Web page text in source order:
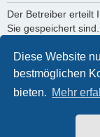
Diese Website
bestmöglichen
bieten. Mehr
Der Betreiber erteilt
Sie gespeichert sind.
Sie können
verlangen.